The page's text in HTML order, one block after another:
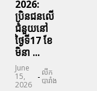
2026:
ប្រិនជនលើ
ជំនួយនៅ
ថ្ងៃទី17 ខែ
មិនា ...
June
15,
2026
- លីក
បារាំង